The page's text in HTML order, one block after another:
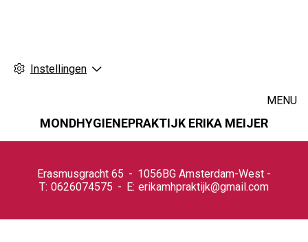
Instellingen
MONDHYGIENEPRAKTIJK ERIKA MEIJER
Hoofdmenu
MENU
Erasmusgracht65 1056BG Amsterdam-West
0626074575
erikamhpraktijk@gmail.com